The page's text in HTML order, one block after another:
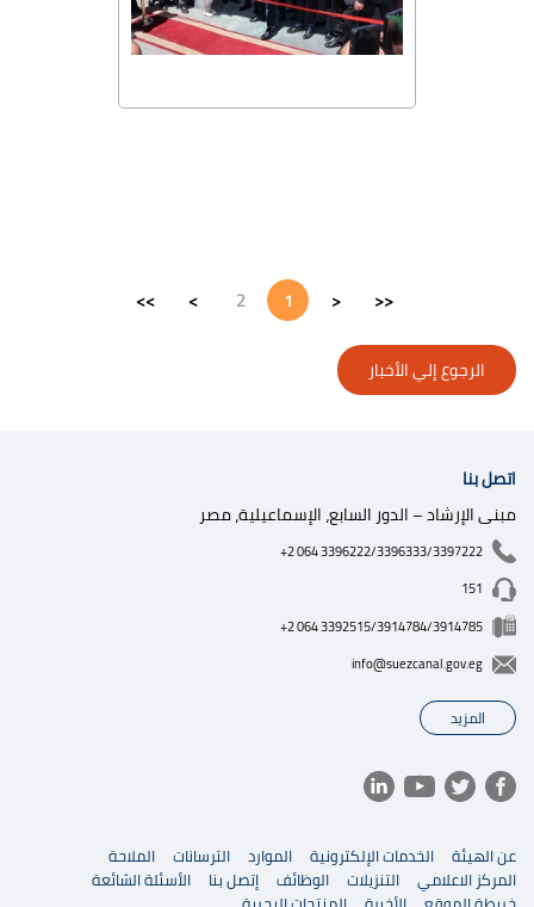
<<
<
1
2
>
>>
الرجوع إلي الأخبار
اتصل بنا
مبنى الإرشاد – الدور السابع، الإسماعيلية، مصر
+2 064 3396222/3396333/3397222
151
+2 064 3392515/3914784/3914785
info@suezcanal.gov.eg
المزيد
عن الهيئة الخدمات الإلكترونية الموارد الترسانات
الملاحة
المركز الاعلامي
التنزيلات الوظائف إتصل بنا
الأسئلة الشائعة